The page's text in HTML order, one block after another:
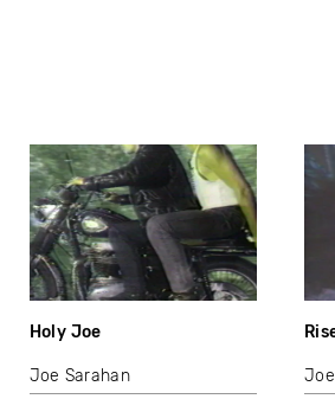
Holy Joe
Joe Sarahan